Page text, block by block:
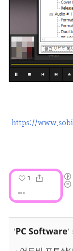
https://
1
'PC Software'